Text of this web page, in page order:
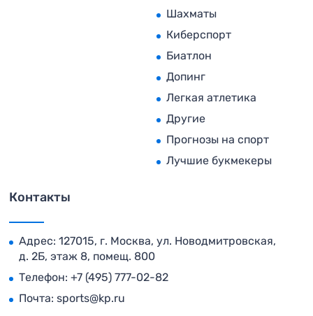
Шахматы
Киберспорт
Биатлон
Допинг
Легкая атлетика
Другие
Прогнозы на спорт
Лучшие букмекеры
Контакты
Адрес: 127015, г. Москва, ул. Новодмитровская,
д. 2Б, этаж 8, помещ. 800
Телефон: +7 (495) 777-02-82
Почта: sports@kp.ru